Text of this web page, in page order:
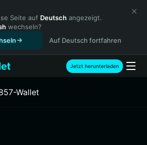
Seite auf Deutsch angezeigt.
wechseln?
Auf Deutsch fortfahren
Jetzt herunterladen
Wallet